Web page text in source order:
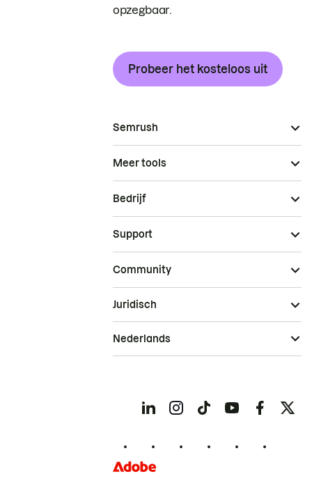
opzegbaar.
Probeer het kosteloos uit
Semrush
Meer tools
Bedrijf
Support
Community
Juridisch
Nederlands